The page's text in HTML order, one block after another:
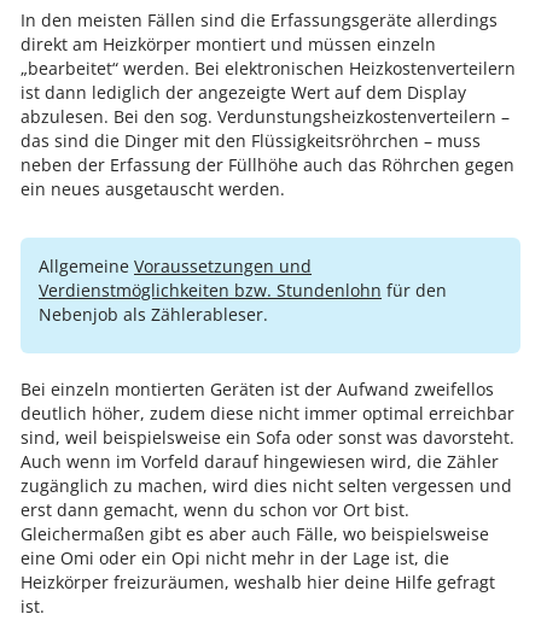
In den meisten Fällen sind die Erfassungsgeräte allerdings
direkt am Heizkörper montiert und müssen einzeln
„bearbeitet“ werden. Bei elektronischen Heizkostenverteilern
ist dann lediglich der angezeigte Wert auf dem Display
abzulesen. Bei den sog. Verdunstungsheizkostenverteilern –
das sind die Dinger mit den Flüssigkeitsröhrchen – muss
neben der Erfassung der Füllhöhe auch das Röhrchen gegen
ein neues ausgetauscht werden.
Allgemeine Voraussetzungen und
Verdienstmöglichkeiten bzw. Stundenlohn für den
Nebenjob als Zählerableser.
Bei einzeln montierten Geräten ist der Aufwand zweifellos
deutlich höher, zudem diese nicht immer optimal erreichbar
sind, weil beispielsweise ein Sofa oder sonst was davorsteht.
Auch wenn im Vorfeld darauf hingewiesen wird, die Zähler
zugänglich zu machen, wird dies nicht selten vergessen und
erst dann gemacht, wenn du schon vor Ort bist.
Gleichermaßen gibt es aber auch Fälle, wo beispielsweise
eine Omi oder ein Opi nicht mehr in der Lage ist, die
Heizkörper freizuräumen, weshalb hier deine Hilfe gefragt
ist.